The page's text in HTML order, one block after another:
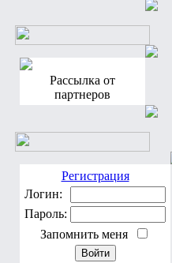
Рассылка от
партнеров
Регистрация
Логин:
Пароль:
Запомнить меня